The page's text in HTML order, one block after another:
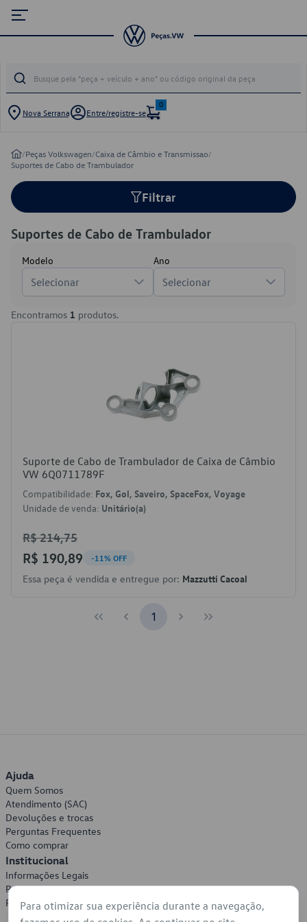
Nova Serrana Entre/registre-se
0
/Peças Volkswagen/Caixa de Câmbio e Transmissao/
Suportes de Cabo de Trambulador
Filtrar
Suportes de Cabo de Trambulador
Modelo
Selecionar
Ano
Selecionar
Encontramos 1 produtos.
Suporte de Cabo de Trambulador de Caixa de Câmbio
VW 6Q0711789F
Compatibilidade: Fox, Gol, Saveiro, SpaceFox, Voyage
Unidade de venda: Unitário(a)
R$ 214,75
R$ 190,89 -11% OFF
Essa peça é vendida e entregue por: Mazzutti Cacoal
1
Ajuda
Quem Somos
Atendimento (SAC)
Devoluções e trocas
Perguntas Frequentes
Como comprar
Institucional
Informações Legais
Política de Privacidade
Política de Cookies
Para otimizar sua experiência durante a navegação,